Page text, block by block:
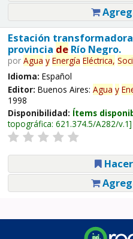
Estación
provincia deRío Negro.
por Agua y Energía Eléctrica,
Idioma: Español
Editor: Buenos Aires: Agua y
1998
Disponibilidad: Ítems
topográfica: 621.374.5/A282/v.1